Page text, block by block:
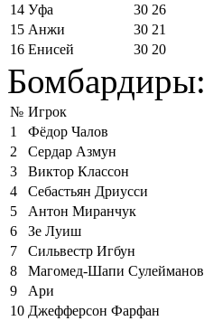
14 Уфа 30 26
15 Анжи 30 21
16 Енисей 30 20
Бомбардиры:
№ Игрок
1
Фёдор Чалов
2
Сердар Азмун
3
Виктор Классон
4
Себастьян Дриусси
5
Антон Миранчук
6
Зе Луиш
7
Сильвестр Игбун
8
Магомед-Шапи Сулейманов
9
Ари
10 Джефферсон Фарфан